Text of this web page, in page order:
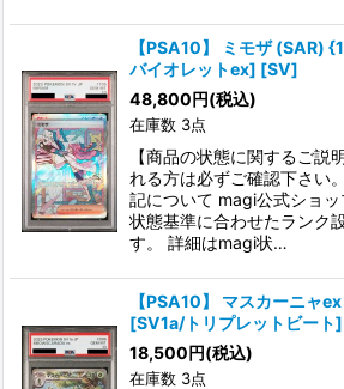
【PSA10】 ミモザ (SAR)
バイオレットex] [SV]
48,800円(税込)
在庫数 3点
【商品の状態に関するご説
れる方は必ずご確認下さい
記について magi公式ショ
状態基準に合わせたランク
す。 詳細はmagi状…
【PSA10】 マスカーニャ
[SV1a/トリプレットビー
18,500円(税込)
在庫数 3点